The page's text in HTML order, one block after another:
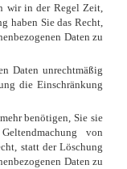
wir in der Regel Zeit,
haben Sie das Recht,
Daten zu
Daten unrechtmäßig
die Einschränkung
benötigen, Sie sie
von
statt der Löschung
Daten zu